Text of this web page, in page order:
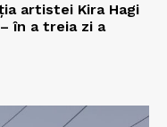
artistei Kira Hagi
în a treia zi a